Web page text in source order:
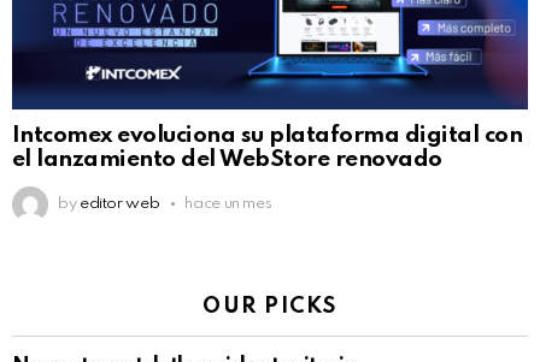
Intcomex evoluciona su plataforma digital con
el lanzamiento del WebStore renovado
by editor web hace un mes
OUR PICKS